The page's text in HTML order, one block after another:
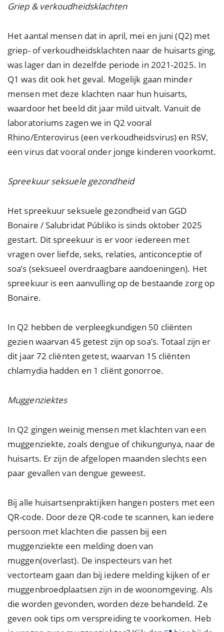
Griep & verkoudheidsklachten
Het aantal mensen dat in april, mei en juni (Q2) met
griep- of verkoudheidsklachten naar de huisarts ging,
was lager dan in dezelfde periode in 2021-2025. In
Q1 was dit ook het geval. Mogelijk gaan minder
mensen met deze klachten naar hun huisarts,
waardoor het beeld dit jaar mild uitvalt. Vanuit de
laboratoriums zagen we in Q2 vooral
Rhino/Enterovirus (een verkoudheidsvirus) en RSV,
een virus dat vooral onder jonge kinderen voorkomt.
Spreekuur seksuele gezondheid
Het spreekuur seksuele gezondheid van GGD
Bonaire / Salubridat Públiko is sinds oktober 2025
gestart. Dit spreekuur is er voor iedereen met
vragen over liefde, seks, relaties, anticonceptie of
soa’s (seksueel overdraagbare aandoeningen). Het
spreekuur is een aanvulling op de bestaande zorg op
Bonaire.
In Q2 hebben de verpleegkundigen 50 cliënten
gezien waarvan 45 getest zijn op soa’s. Totaal zijn er
dit jaar 72 cliënten getest, waarvan 15 cliënten
chlamydia hadden en 1 cliënt gonorroe.
Muggenziektes
In Q2 gingen weinig mensen met klachten van een
muggenziekte, zoals dengue of chikungunya, naar de
huisarts. Er zijn de afgelopen maanden slechts een
paar gevallen van dengue geweest.
Bij alle huisartsenpraktijken hangen posters met een
QR-code. Door deze QR-code te scannen, kan iedere
persoon met klachten die passen bij een
muggenziekte een melding doen van
muggen(overlast). De inspecteurs van het
vectorteam gaan dan bij iedere melding kijken of er
muggenbroedplaatsen zijn in de woonomgeving. Als
die worden gevonden, worden deze behandeld. Ze
geven ook tips om verspreiding te voorkomen. Heb